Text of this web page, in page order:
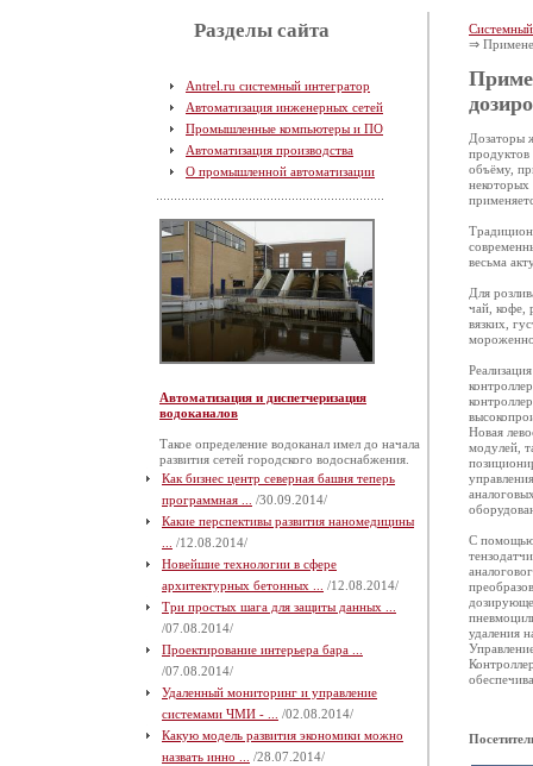
Разделы сайта
Antrel.ru системный интегратор
Автоматизация инженерных сетей
Промышленные компьютеры и ПО
Автоматизация производства
О промышленной автоматизации
Автоматизация и диспетчеризация
водоканалов
Такое определение водоканал имел до начала
развития сетей городского водоснабжения.
Как бизнес центр северная башня теперь
программная ...
/30.09.2014/
Какие перспективы развития наномедицины
/12.08.2014/
Новейшие технологии в сфере
архитектурных бетонных ...
/12.08.2014/
Три простых шага для защиты данных ...
/07.08.2014/
Проектирование интерьера бара ...
/07.08.2014/
Удаленный мониторинг и управление
системами ЧМИ - ...
/02.08.2014/
Какую модель развития экономики можно
назвать инно ...
/28.07.2014/
⇒
Дозаторы
продуктов
объёму,
некоторых
весьма
Для
чай, кофе,
вязких,
Новая
модулей,
С помощью
удаления